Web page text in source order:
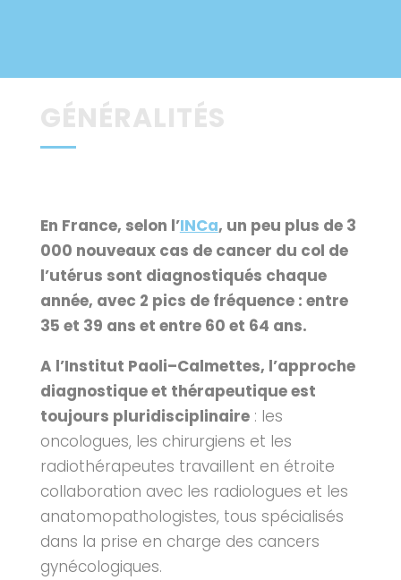
GÉNÉRALITÉS
En France, selon l’INCa, un peu plus de 3
000 nouveaux cas de cancer du col de
l’utérus sont diagnostiqués chaque
année, avec 2 pics de fréquence : entre
35 et 39 ans et entre 60 et 64 ans.
A l’Institut Paoli–Calmettes, l’approche
diagnostique et thérapeutique est
toujours pluridisciplinaire: les
oncologues, les chirurgiens et les
radiothérapeutes travaillent en étroite
collaboration avec les radiologues et les
anatomopathologistes, tous spécialisés
dans la prise en charge des cancers
gynécologiques.